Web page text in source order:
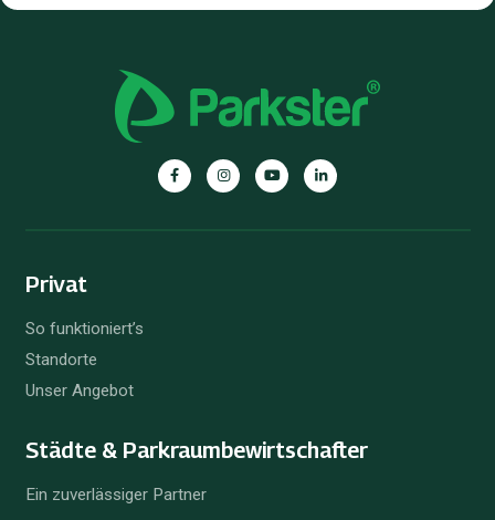
Parkster
auf
Parkster
auf
Parkster
auf
Parkster
auf
Privat
So funktioniert’s
Standorte
Unser Angebot
Städte & Parkraum­bewirtschafter
Ein zuverlässiger Partner